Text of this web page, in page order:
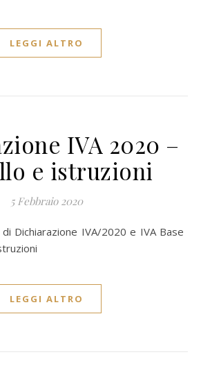
LEGGI ALTRO
IVA 2020 –
e istruzioni
5 Febbraio 2020
LEGGI ALTRO